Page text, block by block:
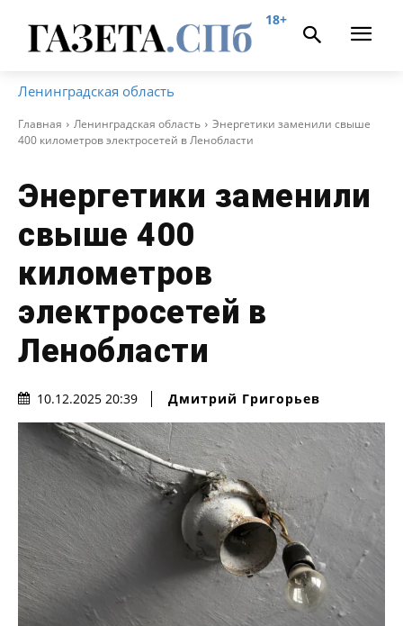
18+
Ленинградская область
Главная Ленинградская область
Энергетики заменили свыше
400 километров электросетей в Ленобласти
Энергетики заменили
свыше 400
километров
электросетей в
Ленобласти
10.12.2025 20:39 Дмитрий Григорьев